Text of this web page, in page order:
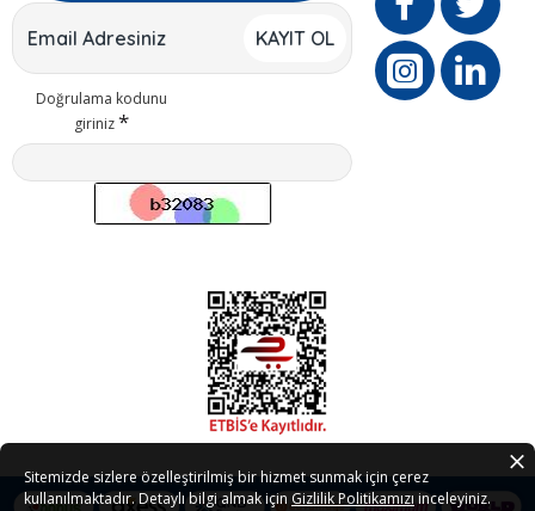
KAYIT OL
Doğrulama kodunu
giriniz
Sitemizde sizlere özelleştirilmiş bir hizmet sunmak için çerez
kullanılmaktadır. Detaylı bilgi almak için Gizlilik Politikamızı inceleyiniz.